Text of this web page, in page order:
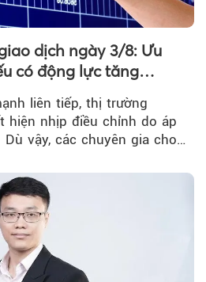
dịch ngày 3/8: Ưu
có động lực tăng
liên tiếp, thị trường
hiện nhịp điều chỉnh do áp
vậy, các chuyên gia cho